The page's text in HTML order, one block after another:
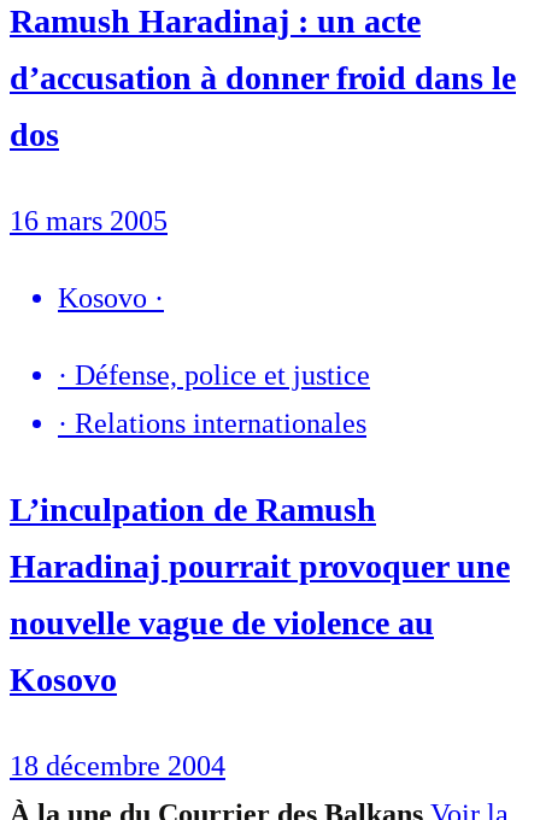
Ramush Haradinaj : un acte
d’accusation à donner froid dans le
dos
16 mars 2005
Kosovo ·
· Défense, police et justice
· Relations internationales
L’inculpation de Ramush
Haradinaj pourrait provoquer une
nouvelle vague de violence au
Kosovo
18 décembre 2004